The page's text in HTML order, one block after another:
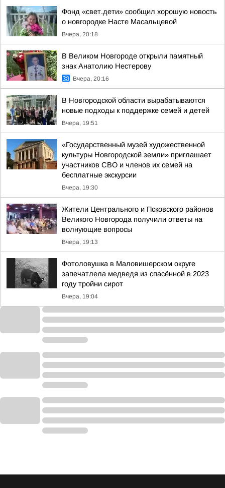
Фонд «свет.дети» сообщил хорошую новость
о новгородке Насте Масальцевой
Вчера, 20:18
В Великом Новгороде открыли памятный
знак Анатолию Нестерову
Вчера, 20:16
В Новгородской области вырабатываются
новые подходы к поддержке семей и детей
Вчера, 19:51
«Государственный музей художественной
культуры Новгородской земли» приглашает
участников СВО и членов их семей на
бесплатные экскурсии
Вчера, 19:30
Жители Центрального и Псковского районов
Великого Новгорода получили ответы на
волнующие вопросы
Вчера, 19:13
Фотоловушка в Маловишерском округе
запечатлела медведя из спасённой в 2023
году тройни сирот
Вчера, 19:04